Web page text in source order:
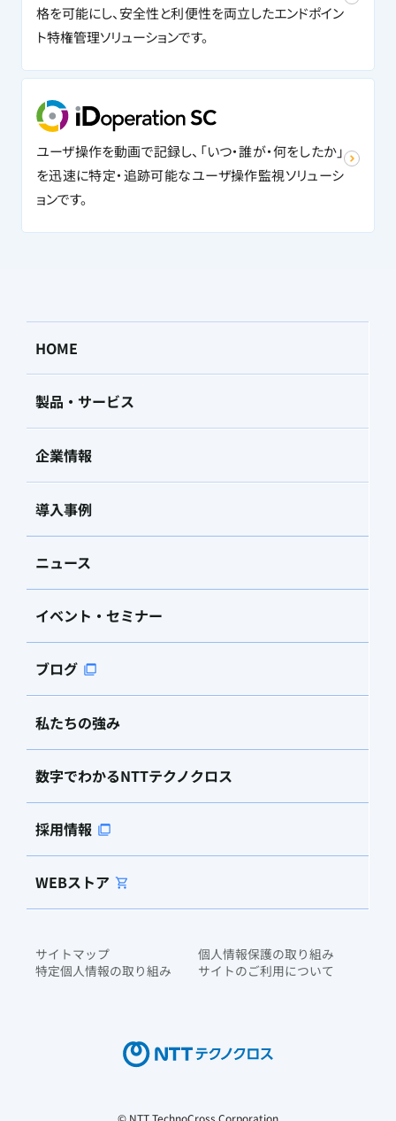
格を可能にし、安全性と利便性を両立したエンドポイン
ト特権管理ソリューションです。
ユーザ操作を動画で記録し、「いつ・誰が・何をしたか」
を迅速に特定・追跡可能なユーザ操作監視ソリューシ
ョンです。
HOME
製品・サービス
企業情報
導入事例
ニュース
イベント・セミナー
ブログ
私たちの強み
数字でわかるNTTテクノクロス
採用情報
WEBストア
サイトマップ
個人情報保護の取り組み
特定個人情報の取り組み
サイトのご利用について
© NTT TechnoCross Corporation